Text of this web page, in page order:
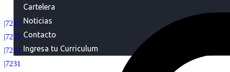
Cartelera
Noticias
Contacto
Ingresa tu Curriculum
|7234
|7233
|7232
|7231